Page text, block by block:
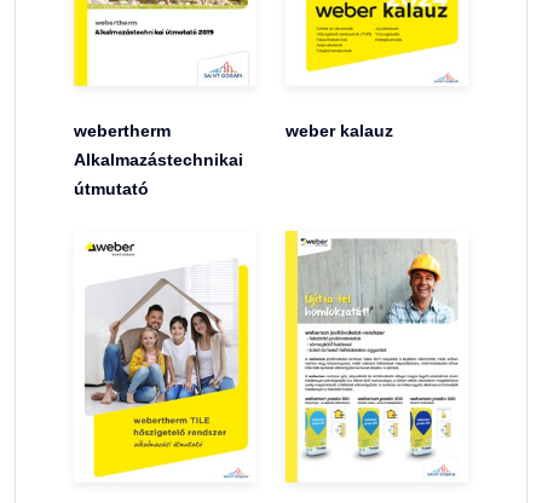
webertherm
Alkalmazástechnikai
útmutató
weber kalauz